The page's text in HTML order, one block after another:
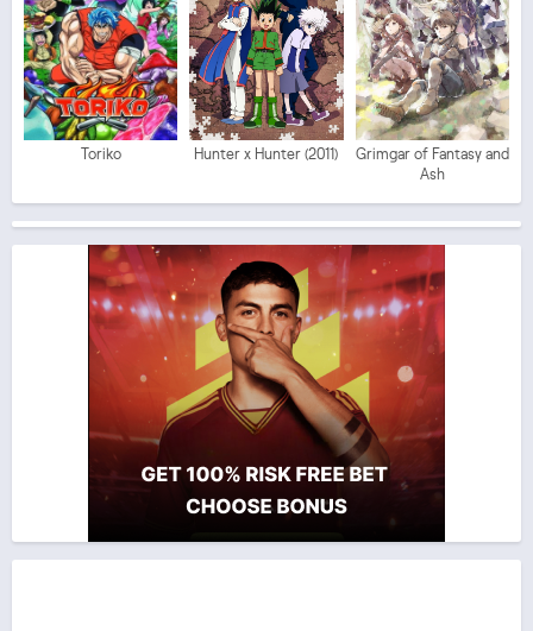
Toriko Hunter x Hunter (2011)
Grimgar of Fantasy and
Ash